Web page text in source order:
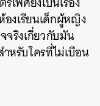
องเรียนเด็กผู้หญิง
จริงเกี่ยวกับมัน
หรับใครที่ไม่เบือน